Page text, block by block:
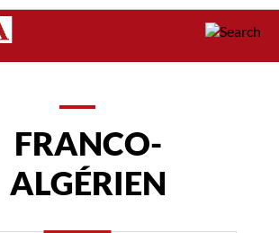
FRANCO-
ALGÉRIEN